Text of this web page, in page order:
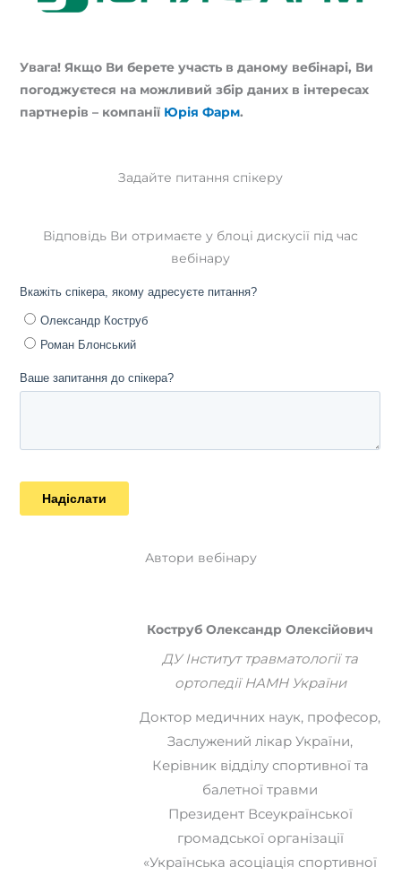
Увага! Якщо Ви берете участь в даному вебінарі, Ви
погоджуєтеся на можливий збір даних в інтересах
партнерів – компанії Юрія Фарм.
Задайте питання спікеру
Відповідь Ви отримаєте у блоці дискусії під час
вебінару
Автори вебінару
Коструб Олександр Олексійович
ДУ Інститут травматології та
ортопедії НАМН України
Доктор медичних наук, професор,
Заслужений лікар України,
Керівник відділу спортивної та
балетної травми
Президент Всеукраїнської
громадської організації
«Українська асоціація спортивної